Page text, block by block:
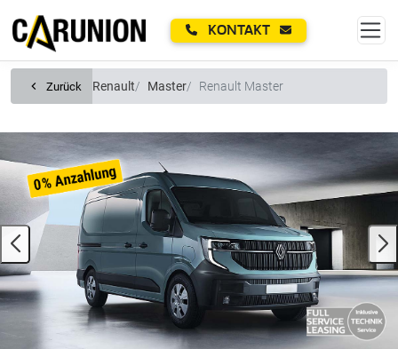
KONTAKT
Zurück Renault Master Renault Master